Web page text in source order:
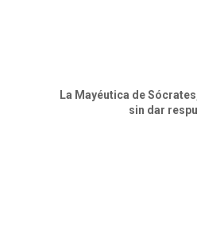
La Mayéutica de
sin dar